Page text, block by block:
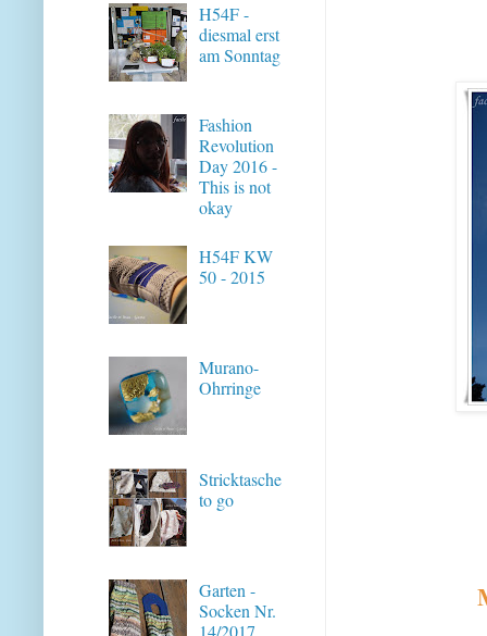
H54F -
diesmal erst
am Sonntag
Fashion
Revolution
Day 2016 -
This is not
okay
H54F KW
50 - 2015
Murano-
Ohrringe
Stricktasche
to go
Garten -
Socken Nr.
14/2017